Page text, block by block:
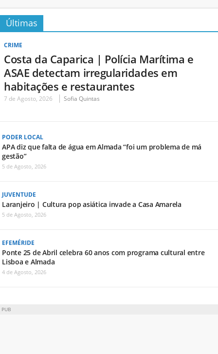
Últimas
CRIME
Costa da Caparica | Polícia Marítima e
ASAE detectam irregularidades em
habitações e restaurantes
7 de Agosto, 2026 Sofia Quintas
PODER LOCAL
APA diz que falta de água em Almada “foi um problema de má
gestão”
5 de Agosto, 2026
JUVENTUDE
Laranjeiro | Cultura pop asiática invade a Casa Amarela
5 de Agosto, 2026
EFEMÉRIDE
Ponte 25 de Abril celebra 60 anos com programa cultural entre
Lisboa e Almada
4 de Agosto, 2026
PUB